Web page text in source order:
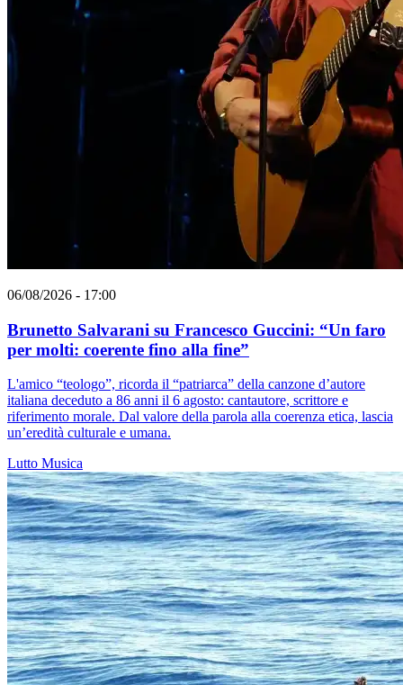
06/08/2026 - 17:00
Brunetto Salvarani su Francesco Guccini: “Un faro
per molti: coerente fino alla fine”
L'amico “teologo”, ricorda il “patriarca” della canzone d’autore
italiana deceduto a 86 anni il 6 agosto: cantautore, scrittore e
riferimento morale. Dal valore della parola alla coerenza etica, lascia
un’eredità culturale e umana.
Lutto Musica